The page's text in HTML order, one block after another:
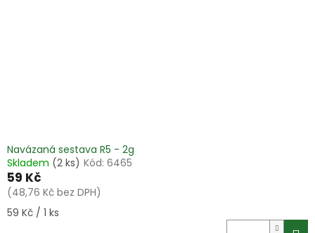
Navázaná sestava R5 - 2g
Skladem (2 ks) Kód: 6465
59 Kč
(48,76 Kč bez DPH)
Měrná
59 Kč / 1 ks